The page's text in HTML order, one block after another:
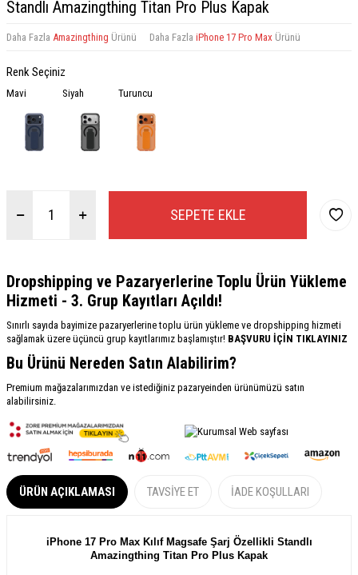
Standlı Amazingthing Titan Pro Plus Kapak
Daha Fazla Amazingthing Ürünü Daha Fazla iPhone 17 Pro Max Ürünü
Renk Seçiniz
Mavi Siyah Turuncu
SEPETE EKLE
Dropshipping ve Pazaryerlerine Toplu Ürün Yükleme
Hizmeti - 3. Grup Kayıtları Açıldı!
Sınırlı sayıda bayimize pazaryerlerine toplu ürün yükleme ve dropshipping hizmeti
sağlamak üzere üçüncü grup kayıtlarımız başlamıştır! BAŞVURU İÇİN TIKLAYINIZ
Bu Ürünü Nereden Satın Alabilirim?
Premium mağazalarımızdan ve istediğiniz pazaryeinden ürünümüzü satın
alabilirsiniz.
ÜRÜN AÇIKLAMASI TAVSIYE ET İADE KOŞULLARI
iPhone 17 Pro Max Kılıf Magsafe Şarj Özellikli Standlı
Amazingthing Titan Pro Plus Kapak